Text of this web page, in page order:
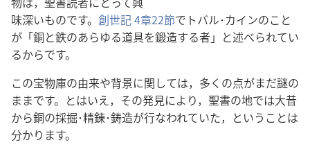
味深い​もの​です。 創世記 4​章​22​節​で​トバル​･​カイン​の​こと​
が「銅​と​鉄​の​あらゆる​道具​を​鍛造​する​者」と​述べ​られ​て​い
る​から​です。
この​宝物​庫​の​由来​や​背景​に​関し​て​は，多く​の​点​が​まだ​謎​の​
まま​です。と​は​いえ，その​発見​に​より，聖書​の​地​で​は​大昔​
から​銅​の​採掘​･​精錬​･​鋳造​が​行なわ​れ​て​い​た，と​いう​こと​は​
分かり​ます。